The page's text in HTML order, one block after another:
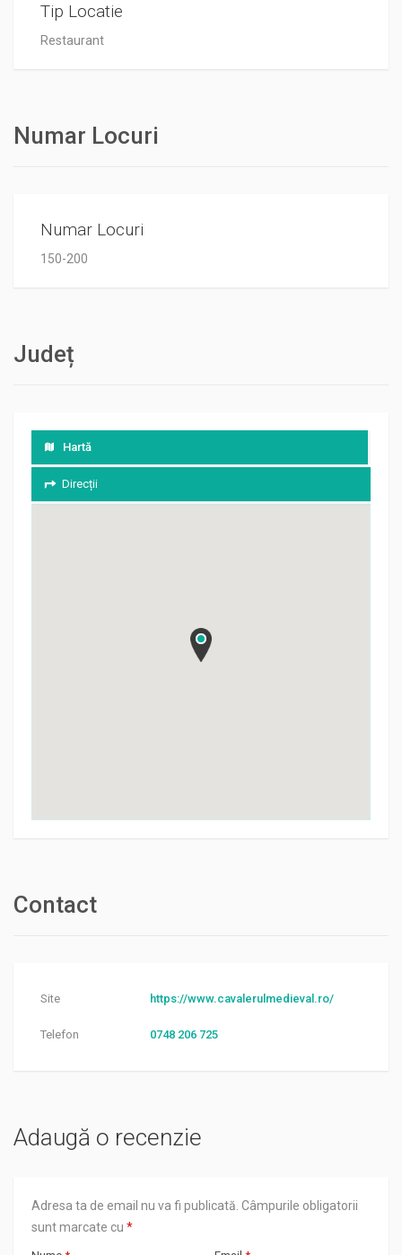
Tip Locatie
Restaurant
Numar Locuri
Numar Locuri
150-200
Județ
Hartă
Direcții
Contact
Site https://www.cavalerulmedieval.ro/
Telefon 0748 206 725
Adaugă o recenzie
Adresa ta de email nu va fi publicată. Câmpurile obligatorii
sunt marcate cu *